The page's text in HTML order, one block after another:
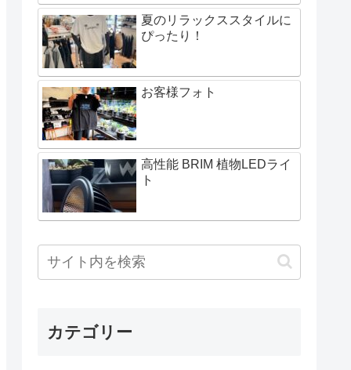
夏のリラックススタイルに
ぴったり！
お客様フォト
高性能 BRIM 植物LEDライ
ト
カテゴリー